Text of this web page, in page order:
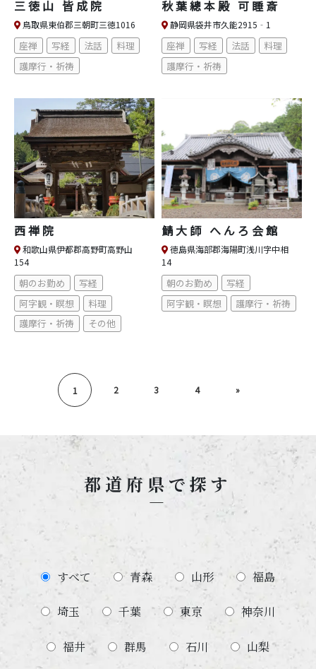
三徳山 皆成院
鳥取県東伯郡三朝町三徳1016
座禅 写経 法話
料理
護摩行・祈祷
秋葉總本殿 可睡斎
静岡県袋井市久能2915‐1
座禅 写経 法話
料理
護摩行・祈祷
西禅院
和歌山県伊都郡高野町高野山
154
朝のお勤め
写経
阿字観・瞑想
料理
護摩行・祈祷
その他
鯖大師 へんろ会館
徳島県海部郡海陽町浅川字中相
14
朝のお勤め
写経
阿字観・瞑想
護摩行・祈祷
1 2 3 4 »
都道府県で探す
すべて 青森 山形 福島
埼玉 千葉 東京 神奈川
福井 群馬 石川 山梨